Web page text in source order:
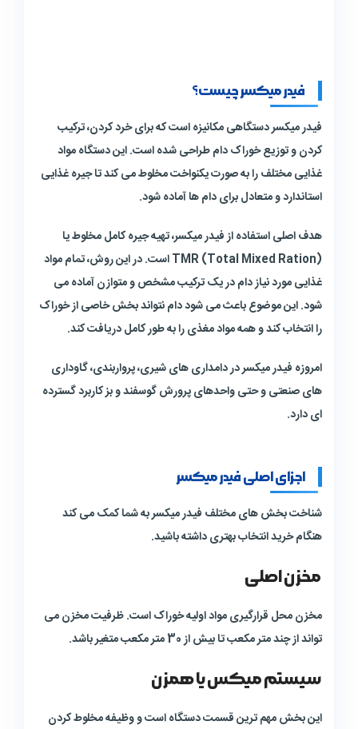
فیدر میکسر چیست؟
فیدر میکسر دستگاهی مکانیزه است که برای خرد کردن، ترکیب
کردن و توزیع خوراک دام طراحی شده است. این دستگاه مواد
غذایی مختلف را به صورت یکنواخت مخلوط می کند تا جیره غذایی
استاندارد و متعادل برای دام ها آماده شود.
هدف اصلی استفاده از فیدر میکسر، تهیه جیره کامل مخلوط یا
TMR (Total Mixed Ration) است. در این روش، تمام مواد
غذایی مورد نیاز دام در یک ترکیب مشخص و متوازن آماده می
شود. این موضوع باعث می شود دام نتواند بخش خاصی از خوراک
را انتخاب کند و همه مواد مغذی را به طور کامل دریافت کند.
امروزه فیدر میکسر در دامداری های شیری، پرواربندی، گاوداری
های صنعتی و حتی واحدهای پرورش گوسفند و بز کاربرد گسترده
ای دارد.
اجزای اصلی فیدر میکسر
شناخت بخش های مختلف فیدر میکسر به شما کمک می کند
هنگام خرید انتخاب بهتری داشته باشید.
مخزن اصلی
مخزن محل قرارگیری مواد اولیه خوراک است. ظرفیت مخزن می
تواند از چند متر مکعب تا بیش از 30 متر مکعب متغیر باشد.
سیستم میکس یا همزن
این بخش مهم ترین قسمت دستگاه است و وظیفه مخلوط کردن